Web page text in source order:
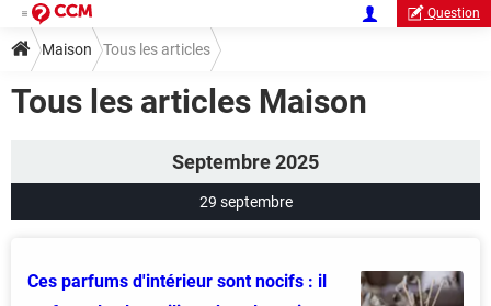
Question
Maison Tous les articles
Tous les articles Maison
Septembre 2025
29 septembre
Ces parfums d'intérieur sont nocifs : il